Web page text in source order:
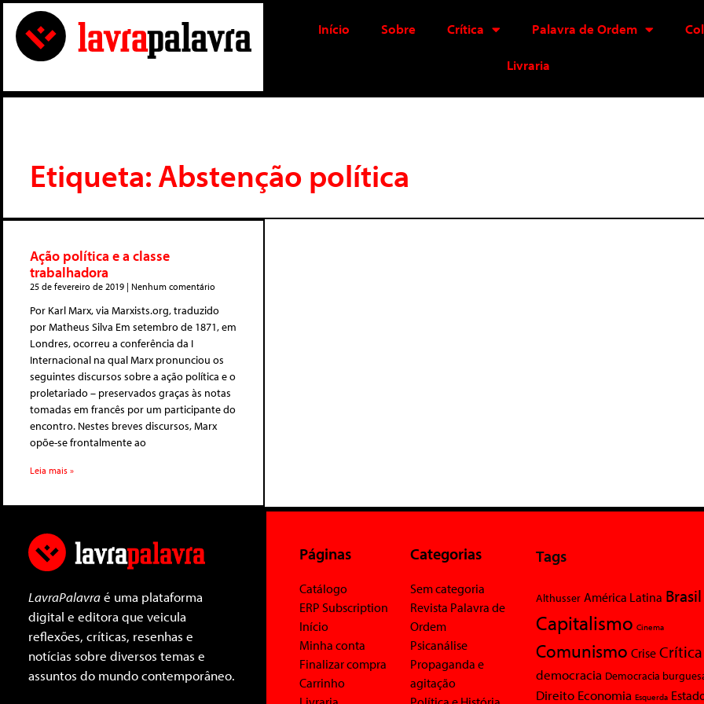
Início Sobre Crítica Palavra de Ordem
Livraria
Etiqueta: Abstenção política
Ação política e a classe
trabalhadora
25 de fevereiro de 2019 Nenhum comentário
Por Karl Marx, via Marxists.org, traduzido
por Matheus Silva Em setembro de 1871, em
Londres, ocorreu a conferência da I
Internacional na qual Marx pronunciou os
seguintes discursos sobre a ação política e o
proletariado – preservados graças às notas
tomadas em francês por um participante do
encontro. Nestes breves discursos, Marx
opõe-se frontalmente ao
Leia mais »
LavraPalavraé uma plataforma
digital e editora que veicula
reflexões, críticas, resenhas e
notícias sobre diversos temas e
assuntos do mundo contemporâneo.
Páginas
Catálogo
ERP Subscription
Início
Minha conta
Finalizar compra
Carrinho
Categorias
Sem categoria
Revista Palavra de
Ordem
Psicanálise
Propaganda e
agitação
Tags
Althusser América Latina Brasil
Capitalismo Cinema
Comunismo Crise Crítica
democracia Democracia
Direito Economia Esquerda